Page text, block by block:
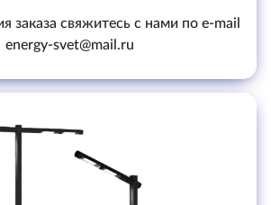
заказа свяжитесь с нами по e-mail
energy-svet@mail.ru